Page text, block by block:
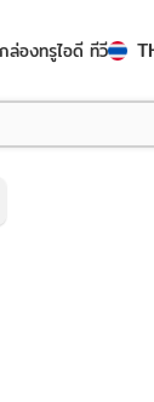
กล่องทรูไอดี ทีวี